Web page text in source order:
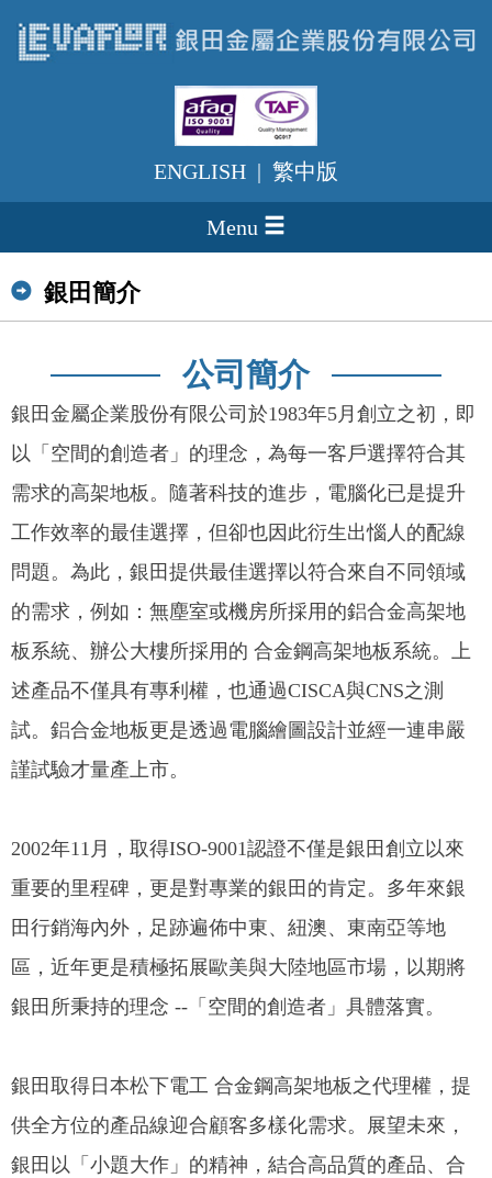
ENGLISH | 繁中版
Menu
銀田簡介
公司簡介
銀田金屬企業股份有限公司於1983年5月創立之初，即
以「空間的創造者」的理念，為每一客戶選擇符合其
需求的高架地板。隨著科技的進步，電腦化已是提升
工作效率的最佳選擇，但卻也因此衍生出惱人的配線
問題。為此，銀田提供最佳選擇以符合來自不同領域
的需求，例如：無塵室或機房所採用的鋁合金高架地
板系統、辦公大樓所採用的 合金鋼高架地板系統。上
述產品不僅具有專利權，也通過CISCA與CNS之測
試。鋁合金地板更是透過電腦繪圖設計並經一連串嚴
謹試驗才量產上市。
2002年11月，取得ISO-9001認證不僅是銀田創立以來
重要的里程碑，更是對專業的銀田的肯定。多年來銀
田行銷海內外，足跡遍佈中東、紐澳、東南亞等地
區，近年更是積極拓展歐美與大陸地區市場，以期將
銀田所秉持的理念 --「空間的創造者」具體落實。
銀田取得日本松下電工 合金鋼高架地板之代理權，提
供全方位的產品線迎合顧客多樣化需求。展望未來，
銀田以「小題大作」的精神，結合高品質的產品、合
台中木地板推薦 木地板價格